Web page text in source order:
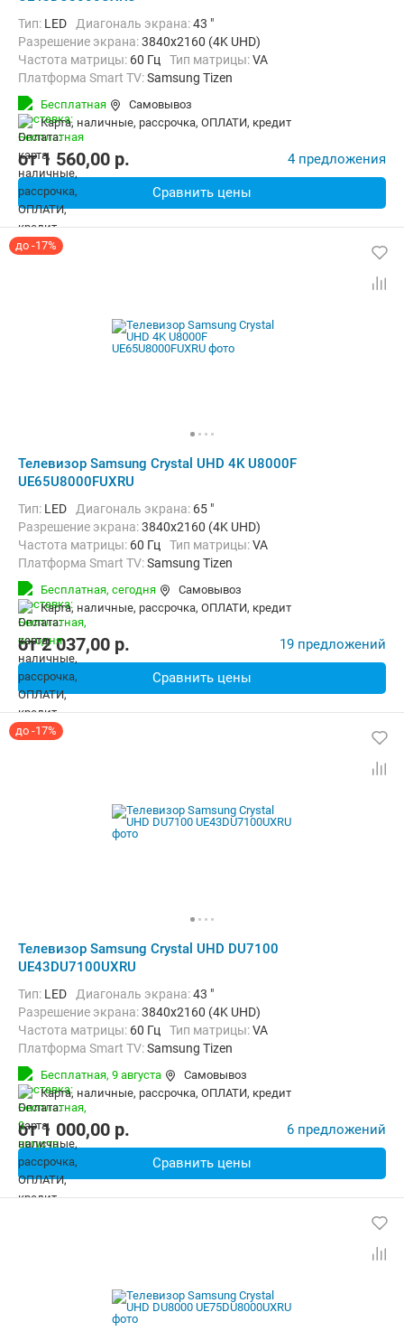
Тип: LED Диагональ экрана:43 "
Разрешение экрана:3840x2160 (4K UHD)
Частота матрицы: 60 Гц Тип матрицы:VA
Платформа Smart TV:Samsung Tizen
Беспроводные интерфейсы:
Бесплатная
Самовывоз
карта, наличные, рассрочка, ОПЛАТИ, кредит
от1 560,00 p. 4 предложения
Сравнить цены
до -17%
Телевизор Samsung Crystal UHD 4K U8000F
UE65U8000FUXRU
Тип: LED Диагональ экрана: 65 "
Разрешение экрана:3840x2160 (4K UHD)
Частота матрицы: 60 Гц Тип матрицы:VA
Платформа Smart TV:Samsung Tizen
Беспроводные интерфейсы:
Бесплатная, сегодня
Самовывоз
карта, наличные, рассрочка, ОПЛАТИ, кредит
от2 037,00 p. 19 предложений
Сравнить цены
до -17%
Телевизор Samsung Crystal UHD DU7100
UE43DU7100UXRU
Тип: LED Диагональ экрана:43 "
Разрешение экрана:3840x2160 (4K UHD)
Частота матрицы: 60 Гц Тип матрицы:VA
Платформа Smart TV:Samsung Tizen
Беспроводные интерфейсы:
Бесплатная, 9 августа
Самовывоз
карта, наличные, рассрочка, ОПЛАТИ, кредит
от1 000,00 p. 6 предложений
Сравнить цены